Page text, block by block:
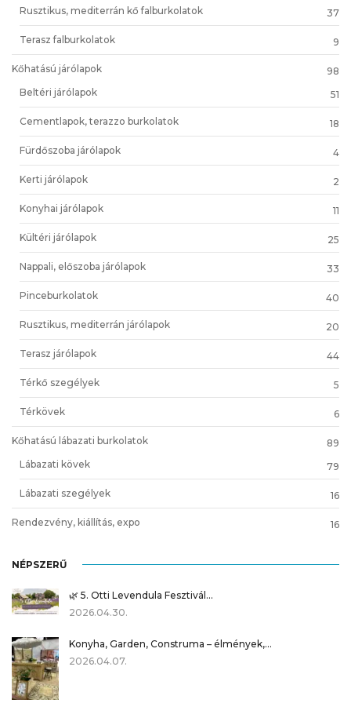
Rusztikus, mediterrán kő falburkolatok 37
Terasz falburkolatok 9
Kőhatású járólapok
98
Beltéri járólapok
51
Cementlapok, terazzo burkolatok 18
Fürdőszoba járólapok 4
Kerti járólapok 2
Konyhai járólapok 11
Kültéri járólapok 25
Nappali, előszoba járólapok 33
Pinceburkolatok 40
Rusztikus, mediterrán járólapok 20
Terasz járólapok 44
Térkő szegélyek 5
Térkövek 6
Kőhatású lábazati burkolatok
89
Lábazati kövek
79
Lábazati szegélyek 16
Rendezvény, kiállítás, expo 16
NÉPSZERŰ
🌿 5. Otti Levendula Fesztivál…
2026.04.30.
Konyha, Garden, Construma – élmények,…
2026.04.07.